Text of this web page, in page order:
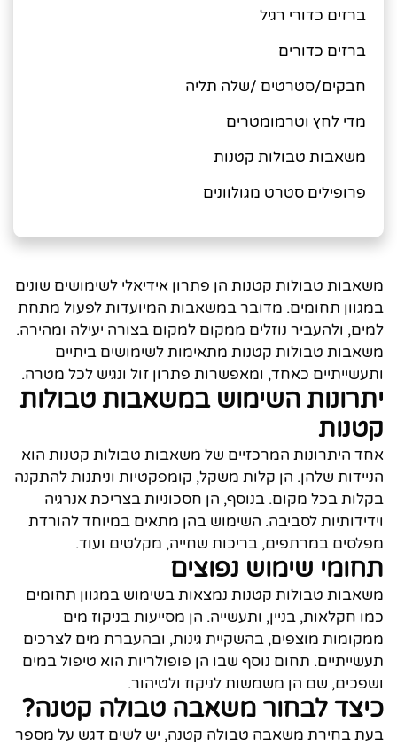
ברזים כדורי רגיל
ברזים כדורים
חבקים/סטרטים /שלה תליה
מדי לחץ וטרמומטרים
משאבות טבולות קטנות
פרופילים סטרט מגולוונים
משאבות טבולות קטנות הן פתרון אידיאלי לשימושים שונים
במגוון תחומים. מדובר במשאבות המיועדות לפעול מתחת
למים, ולהעביר נוזלים ממקום למקום בצורה יעילה ומהירה.
משאבות טבולות קטנות מתאימות לשימושים ביתיים
ותעשייתיים כאחד, ומאפשרות פתרון זול ונגיש לכל מטרה.
יתרונות השימוש במשאבות טבולות
קטנות
אחד היתרונות המרכזיים של משאבות טבולות קטנות הוא
הניידות שלהן. הן קלות משקל, קומפקטיות וניתנות להתקנה
בקלות בכל מקום. בנוסף, הן חסכוניות בצריכת אנרגיה
וידידותיות לסביבה. השימוש בהן מתאים במיוחד להורדת
מפלסים במרתפים, בריכות שחייה, מקלטים ועוד.
תחומי שימוש נפוצים
משאבות טבולות קטנות נמצאות בשימוש במגוון תחומים
כמו חקלאות, בניין, ותעשייה. הן מסייעות בניקוז מים
ממקומות מוצפים, בהשקיית גינות, ובהעברת מים לצרכים
תעשייתיים. תחום נוסף שבו הן פופולריות הוא טיפול במים
ושפכים, שם הן משמשות לניקוז ולטיהור.
כיצד לבחור משאבה טבולה קטנה?
בעת בחירת משאבה טבולה קטנה, יש לשים דגש על מספר